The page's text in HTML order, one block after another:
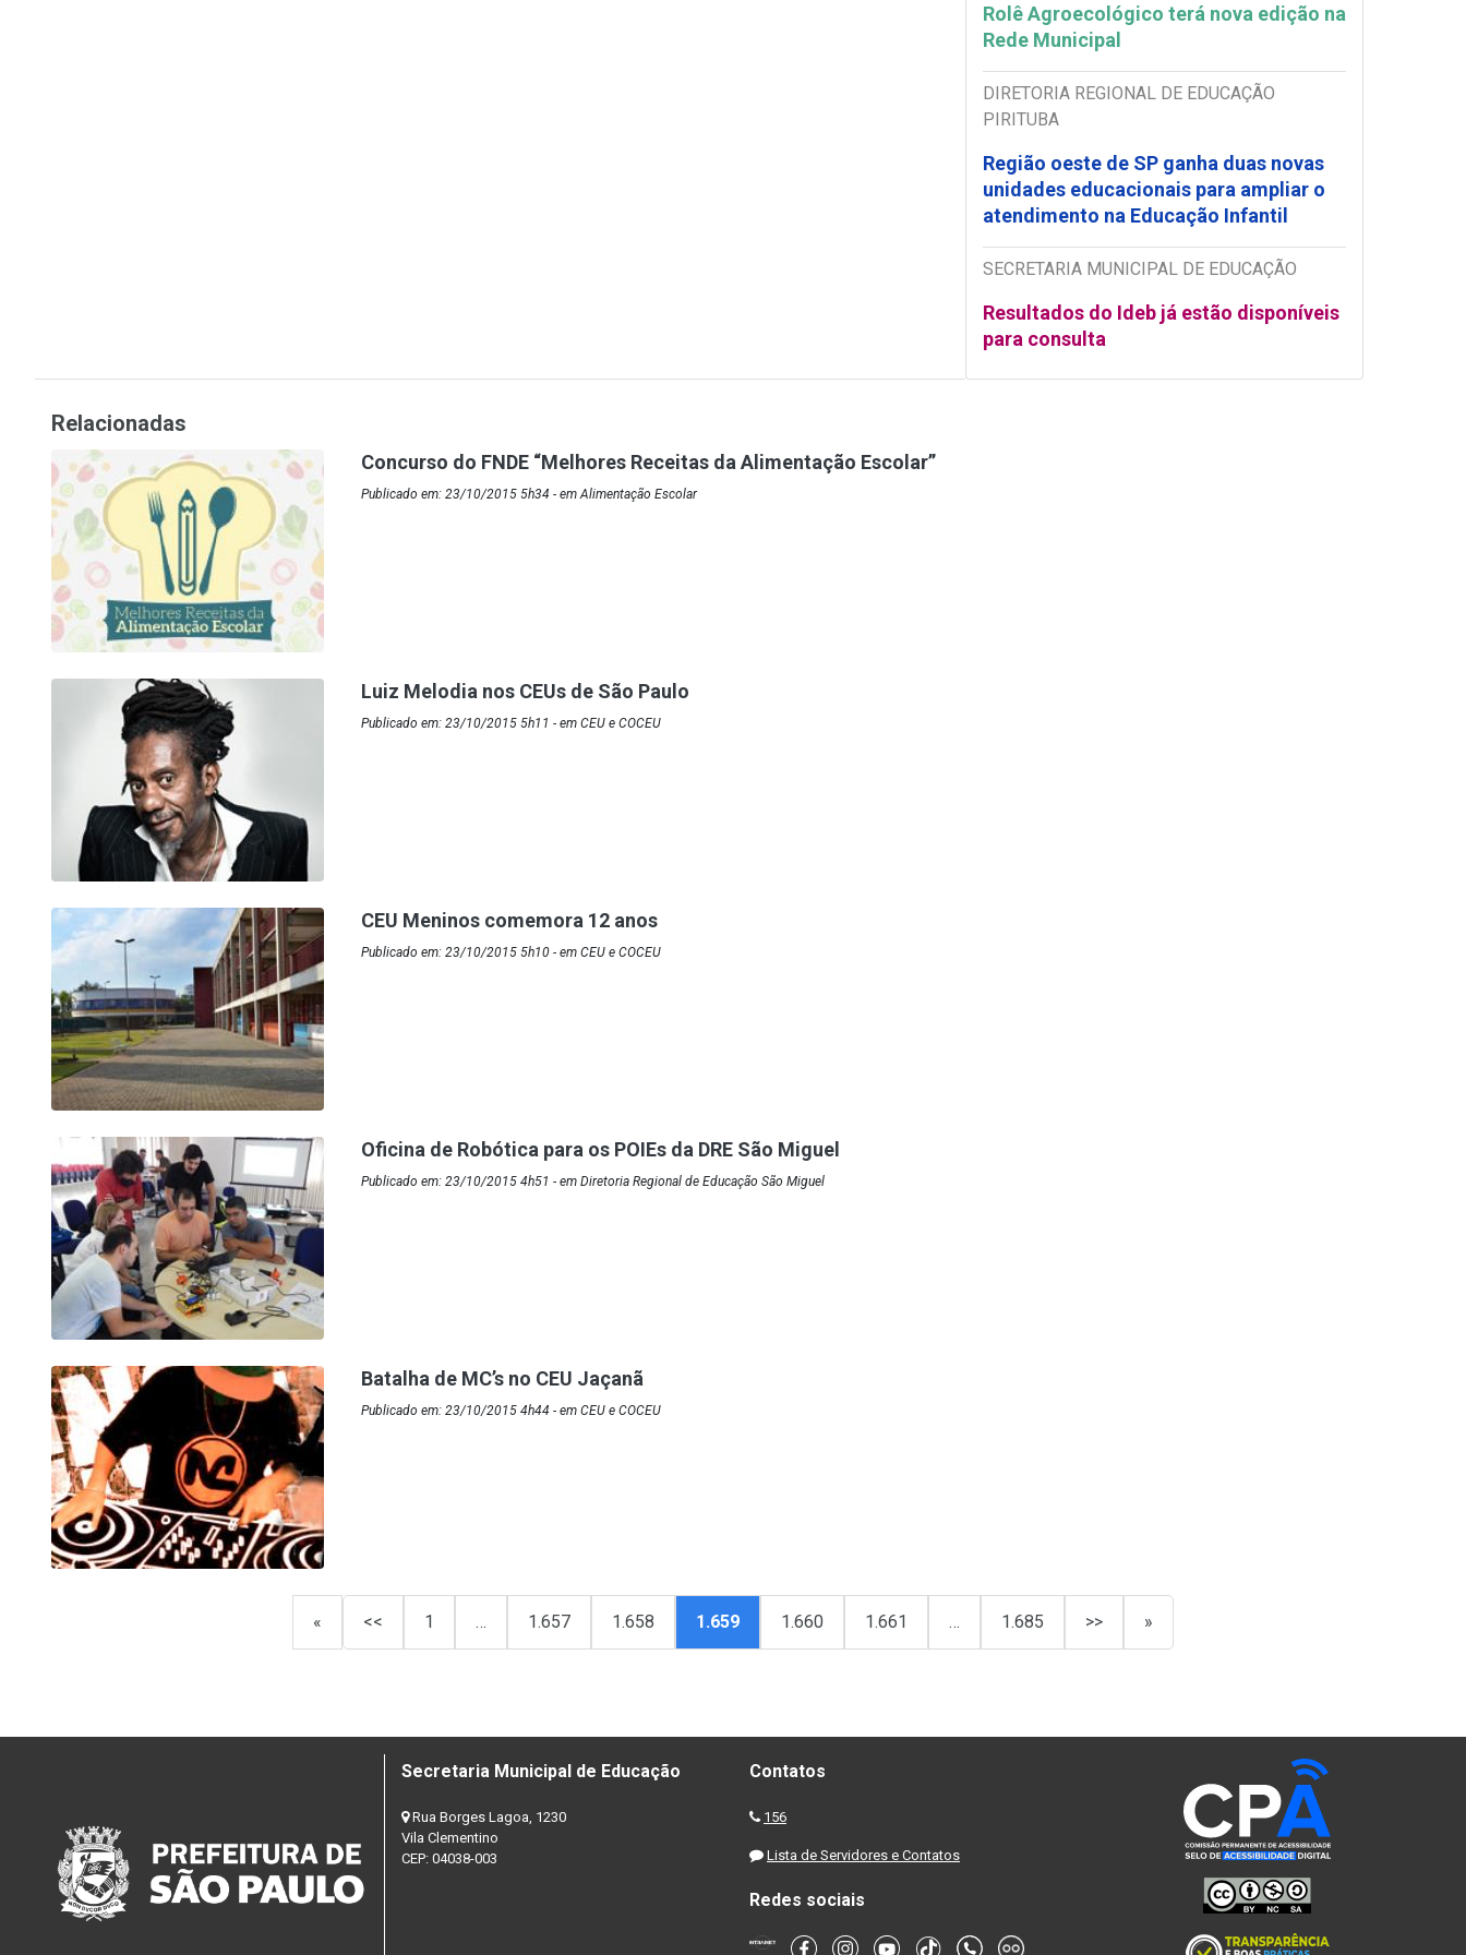
Rolê Agroecológico terá nova edição na
Rede Municipal
DIRETORIA REGIONAL DE EDUCAÇÃO
PIRITUBA
Região oeste de SP ganha duas novas
unidades educacionais para ampliar o
atendimento na Educação Infantil
SECRETARIA MUNICIPAL DE EDUCAÇÃO
Resultados do Ideb já estão disponíveis
para consulta
Relacionadas
Concurso do FNDE “Melhores Receitas da Alimentação Escolar”
Publicado em: 23/10/2015 5h34 - em Alimentação Escolar
Luiz Melodia nos CEUs de São Paulo
Publicado em: 23/10/2015 5h11 - em CEU e COCEU
CEU Meninos comemora 12 anos
Publicado em: 23/10/2015 5h10 - em CEU e COCEU
Oficina de Robótica para os POIEs da DRE São Miguel
Publicado em: 23/10/2015 4h51 - em Diretoria Regional de Educação São Miguel
Batalha de MC’s no CEU Jaçanã
Publicado em: 23/10/2015 4h44 - em CEU e COCEU
« << 1 … 1.657 1.658 1.659 1.660 1.661 … 1.685 >> »
Secretaria Municipal de Educação
Rua Borges Lagoa, 1230
Vila Clementino
CEP: 04038-003
Contatos
156
Lista de Servidores e Contatos
Redes sociais